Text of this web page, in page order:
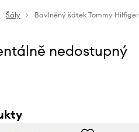
Šály Bavlněný šátek Tommy Hilfiger
nedostupný